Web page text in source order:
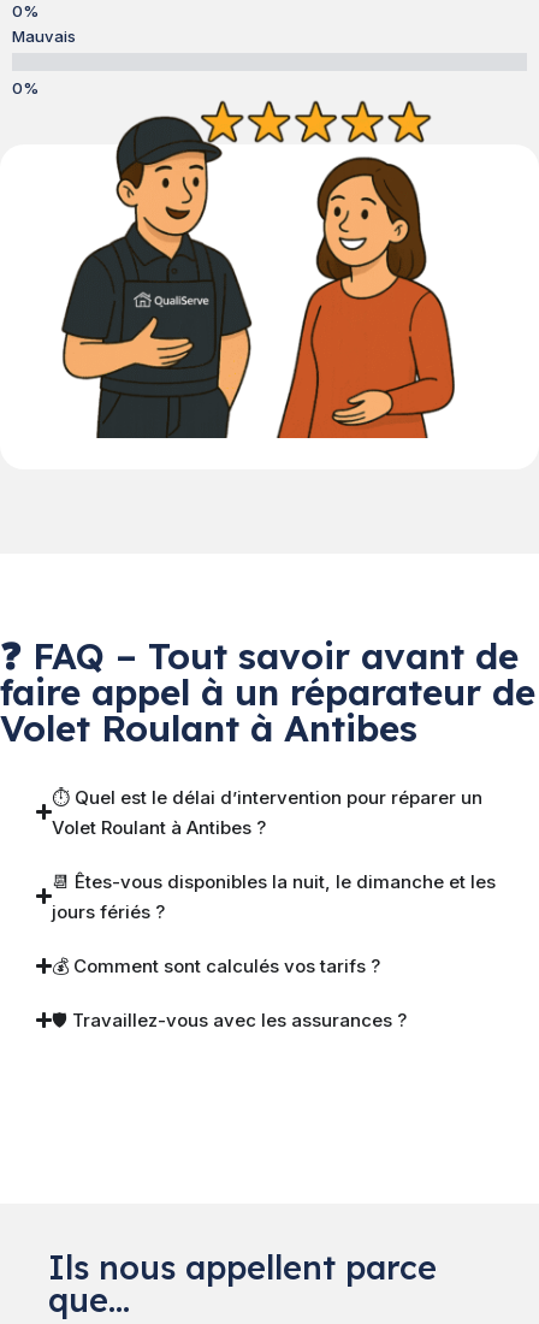
Mauvais
❓ FAQ – Tout savoir avant de
faire appel à un réparateur de
Volet Roulant à Antibes
⏱ Quel est le délai d’intervention pour réparer un
Volet Roulant à Antibes ?
📆 Êtes-vous disponibles la nuit, le dimanche et les
jours fériés ?
💰 Comment sont calculés vos tarifs ?
🛡 Travaillez-vous avec les assurances ?
Ils nous appellent parce
que…